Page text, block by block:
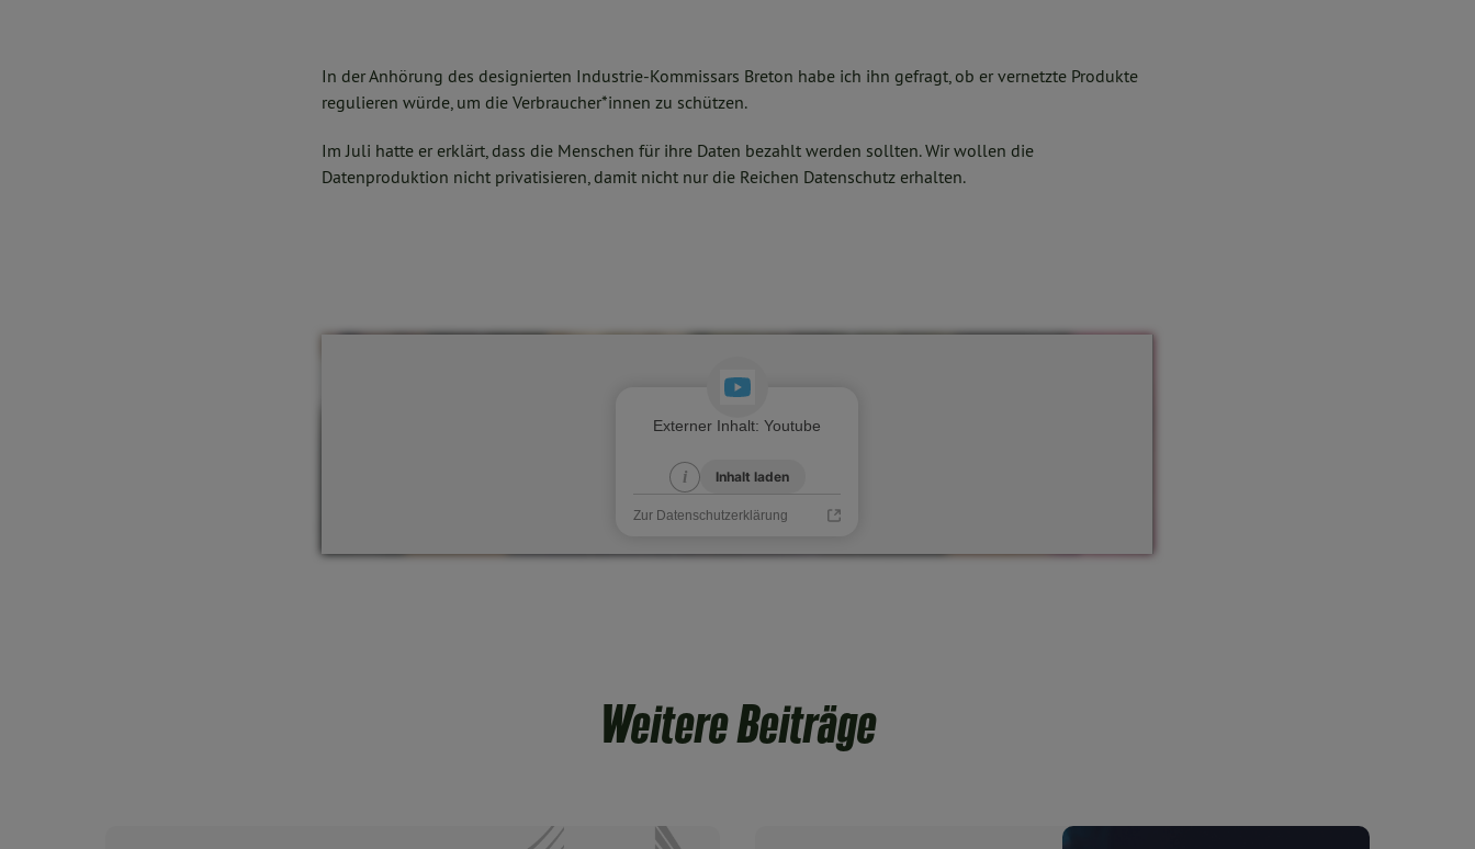
In der Anhörung des designierten Industrie-Kommissars Breton habe ich ihn gefragt, ob er vernetzte Produkte
regulieren würde, um die Verbraucher*innen zu schützen.
Im Juli hatte er erklärt, dass die Menschen für ihre Daten bezahlt werden sollten. Wir wollen die
Datenproduktion nicht privatisieren, damit nicht nur die Reichen Datenschutz erhalten.
Externer Inhalt:Youtube
ii Inhalt laden
Zur Datenschutzerklärung
Weitere Beiträge